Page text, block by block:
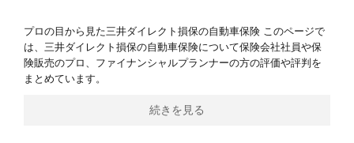
プロの目から見た三井ダイレクト損保の自動車保険 このページで
は、三井ダイレクト損保の自動車保険について保険会社社員や保
険販売のプロ、ファイナンシャルプランナーの方の評価や評判を
まとめています。
続きを見る